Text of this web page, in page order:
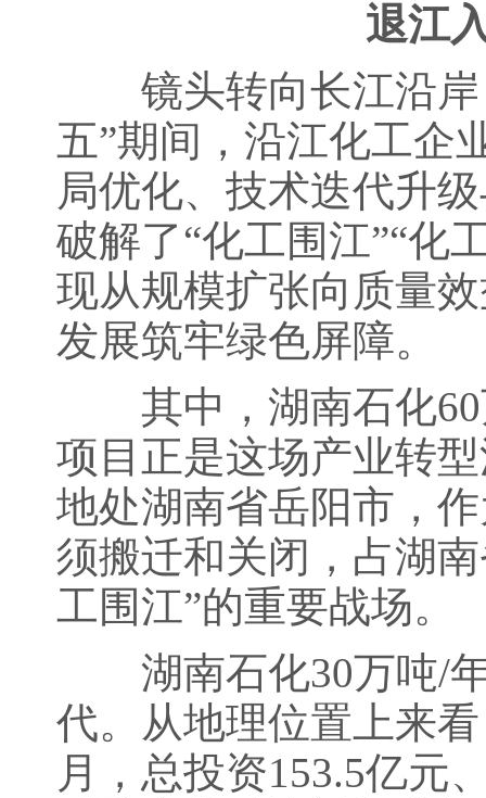
退江
镜头转向长江沿岸
五”期间，沿江化工企
局优化、技术迭代升
破解了“化工围江”“化
现从规模扩张向质量
发展筑牢绿色屏障。
其中，湖南石化60
项目正是这场产业转
地处湖南省岳阳市，
须搬迁和关闭，占湖
工围江”的重要战场。
湖南石化30万吨/年
代。从地理位置上来
月，总投资153.5亿元